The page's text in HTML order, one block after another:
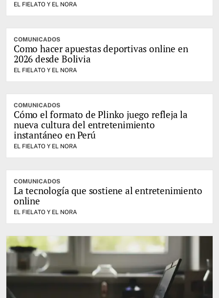
EL FIELATO Y EL NORA
COMUNICADOS
Como hacer apuestas deportivas online en
2026 desde Bolivia
EL FIELATO Y EL NORA
COMUNICADOS
Cómo el formato de Plinko juego refleja la
nueva cultura del entretenimiento
instantáneo en Perú
EL FIELATO Y EL NORA
COMUNICADOS
La tecnología que sostiene al entretenimiento
online
EL FIELATO Y EL NORA